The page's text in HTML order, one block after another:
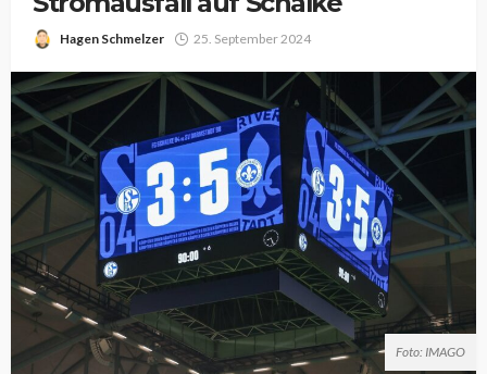
Hagen Schmelzer 25. September 2024
Foto: IMAGO